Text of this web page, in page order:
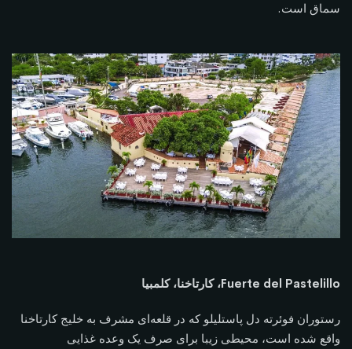
سماق است.
Fuerte del Pastelillo، کارتاخنا، کلمبیا
رستوران فوئرته دل پاستلیلو که در قلعه‌ای مشرف به خلیج کارتاخنا
واقع شده است، محیطی زیبا برای صرف یک وعده غذایی